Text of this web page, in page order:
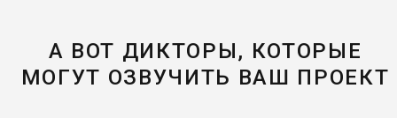
А ВОТ ДИКТОРЫ, КОТОРЫЕ
МОГУТ ОЗВУЧИТЬ ВАШ ПРОЕКТ